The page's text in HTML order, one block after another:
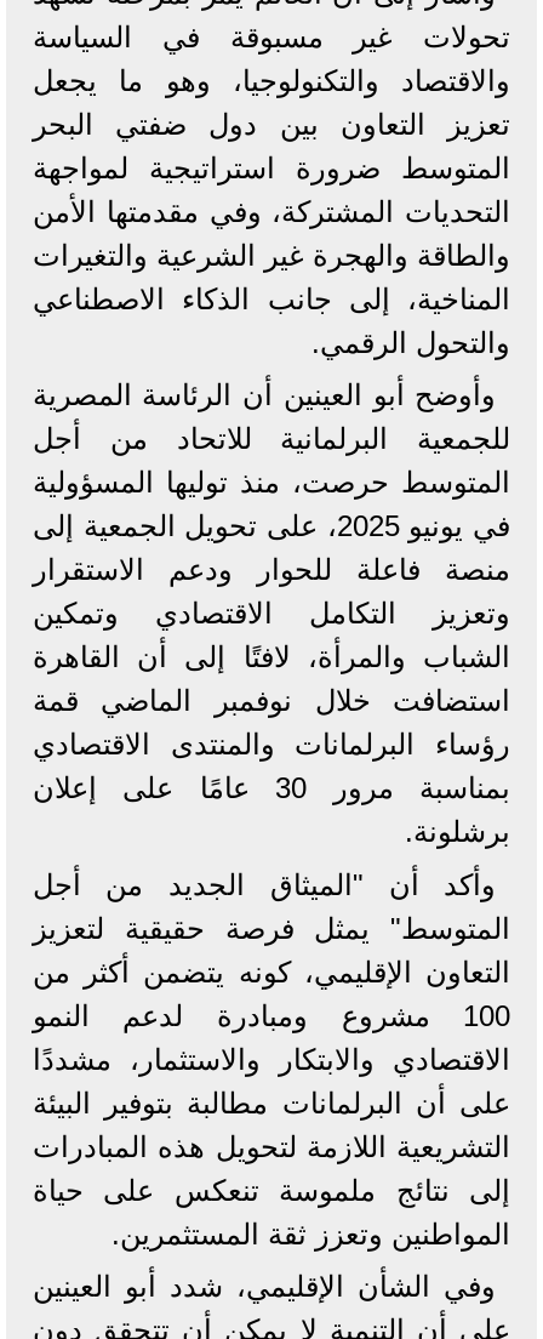
تحولات غير مسبوقة في السياسة
والاقتصاد والتكنولوجيا، وهو ما يجعل
تعزيز التعاون بين دول ضفتي البحر
المتوسط ضرورة استراتيجية لمواجهة
التحديات المشتركة، وفي مقدمتها الأمن
والطاقة والهجرة غير الشرعية والتغيرات
المناخية، إلى جانب الذكاء الاصطناعي
والتحول الرقمي.
وأوضح أبو العينين أن الرئاسة المصرية
للجمعية البرلمانية للاتحاد من أجل
المتوسط حرصت، منذ توليها المسؤولية
في يونيو 2025، على تحويل الجمعية إلى
منصة فاعلة للحوار ودعم الاستقرار
وتعزيز التكامل الاقتصادي وتمكين
الشباب والمرأة، لافتًا إلى أن القاهرة
استضافت خلال نوفمبر الماضي قمة
رؤساء البرلمانات والمنتدى الاقتصادي
بمناسبة مرور 30 عامًا على إعلان
برشلونة.
وأكد أن "الميثاق الجديد من أجل
المتوسط" يمثل فرصة حقيقية لتعزيز
التعاون الإقليمي، كونه يتضمن أكثر من
100 مشروع ومبادرة لدعم النمو
الاقتصادي والابتكار والاستثمار، مشددًا
على أن البرلمانات مطالبة بتوفير البيئة
التشريعية اللازمة لتحويل هذه المبادرات
إلى نتائج ملموسة تنعكس على حياة
المواطنين وتعزز ثقة المستثمرين.
وفي الشأن الإقليمي، شدد أبو العينين
على أن التنمية لا يمكن أن تتحقق دون